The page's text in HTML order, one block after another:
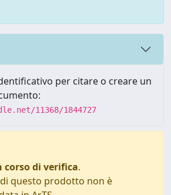
per citare o creare un
11368/1844727
corso di verifica.
questo prodotto non è